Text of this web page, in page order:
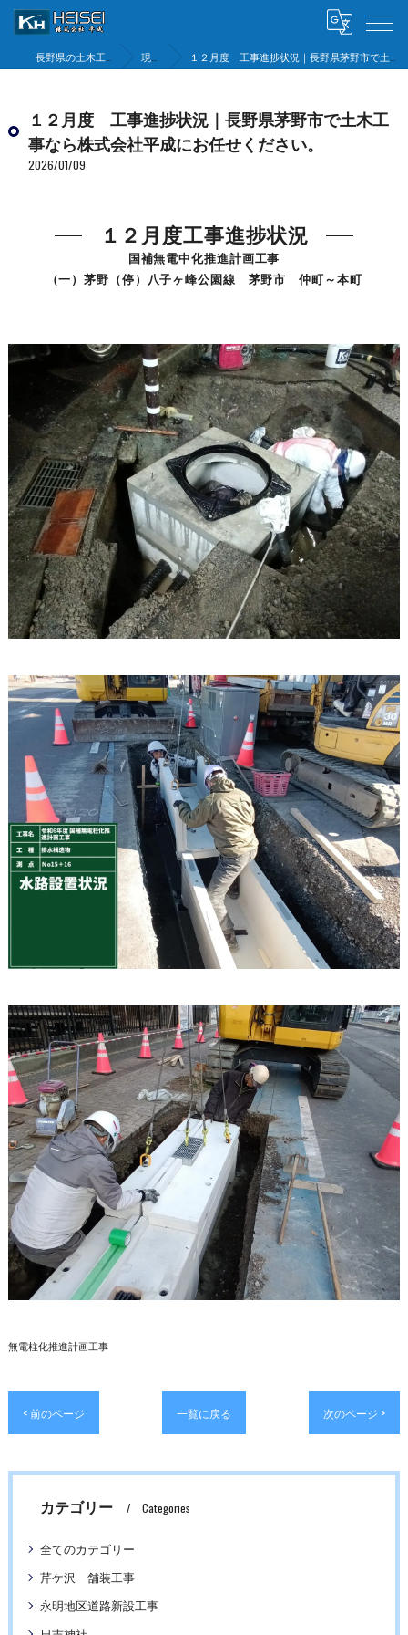
現場状況 １２月度 工事進捗状況｜長野県茅野市で土木工事なら株式会社平成にお任せください。
１２月度 工事進捗状況｜長野県茅野市で土木工
事なら株式会社平成にお任せください。
2026/01/09
１２月度工事進捗状況
国補無電中化推進計画工事
（一）茅野（停）八子ヶ峰公園線 茅野市 仲町～本町
無電柱化推進計画工事
< 前のページ 一覧に戻る 次のページ >
カテゴリー Categories
全てのカテゴリー
芹ケ沢 舗装工事
永明地区道路新設工事